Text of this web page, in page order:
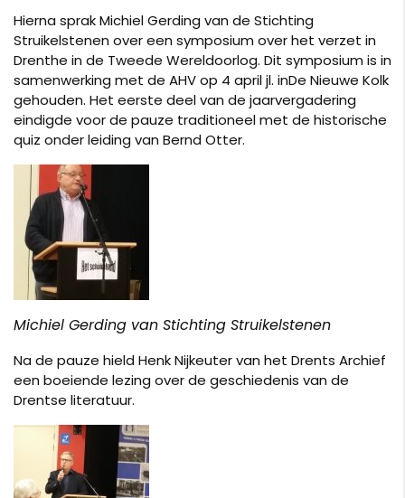
Hierna sprak Michiel Gerding van de Stichting
Struikelstenen over een symposium over het verzet in
Drenthe in de Tweede Wereldoorlog. Dit symposium is in
samenwerking met de AHV op 4 april jl. inDe Nieuwe Kolk
gehouden. Het eerste deel van de jaarvergadering
eindigde voor de pauze traditioneel met de historische
quiz onder leiding van Bernd Otter.
Michiel Gerding van Stichting Struikelstenen
Na de pauze hield Henk Nijkeuter van het Drents Archief
een boeiende lezing over de geschiedenis van de
Drentse literatuur.